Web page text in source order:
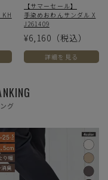
KH
【サマーセール】
手染めおわんサンダル X
J261409
¥6,160 （税込）
詳細を見る
グ